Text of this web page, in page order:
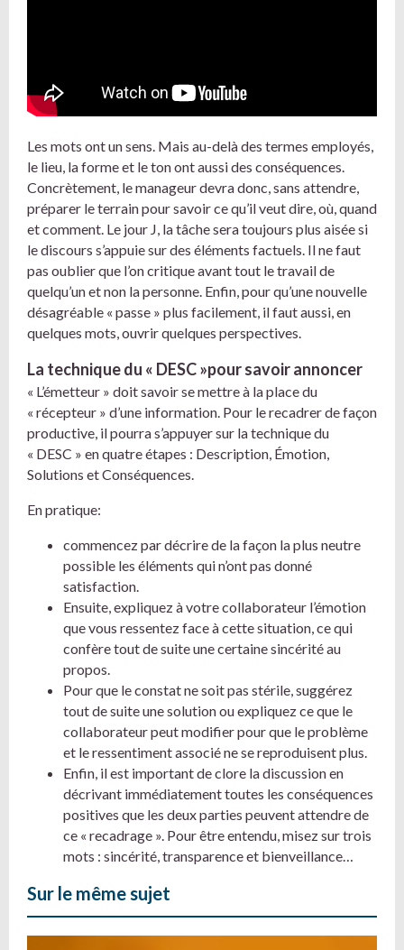
Les mots ont un sens. Mais au-delà des termes employés,
le lieu, la forme et le ton ont aussi des conséquences.
Concrètement, le manageur devra donc, sans attendre,
préparer le terrain pour savoir ce qu’il veut dire, où, quand
et comment. Le jour J, la tâche sera toujours plus aisée si
le discours s’appuie sur des éléments factuels. Il ne faut
pas oublier que l’on critique avant tout le travail de
quelqu’un et non la personne. Enfin, pour qu’une nouvelle
désagréable « passe » plus facilement, il faut aussi, en
quelques mots, ouvrir quelques perspectives.
La technique du « DESC »pour savoir annoncer
« L’émetteur » doit savoir se mettre à la place du
« récepteur » d’une information. Pour le recadrer de façon
productive, il pourra s’appuyer sur la technique du
« DESC » en quatre étapes : Description, Émotion,
Solutions et Conséquences.
En pratique:
commencez par décrire de la façon la plus neutre
possible les éléments qui n’ont pas donné
satisfaction.
Ensuite, expliquez à votre collaborateur l’émotion
que vous ressentez face à cette situation, ce qui
confère tout de suite une certaine sincérité au
propos.
Pour que le constat ne soit pas stérile, suggérez
tout de suite une solution ou expliquez ce que le
collaborateur peut modifier pour que le problème
et le ressentiment associé ne se reproduisent plus.
Enfin, il est important de clore la discussion en
décrivant immédiatement toutes les conséquences
positives que les deux parties peuvent attendre de
ce « recadrage ». Pour être entendu, misez sur trois
mots : sincérité, transparence et bienveillance…
Sur le même sujet